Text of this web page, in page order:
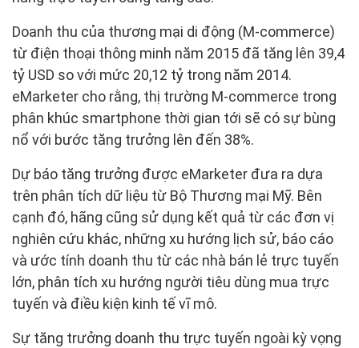
Doanh thu của thương mại di động (M-commerce)
từ điện thoại thông minh năm 2015 đã tăng lên 39,4
tỷ USD so với mức 20,12 tỷ trong năm 2014.
eMarketer cho rằng, thị trường M-commerce trong
phân khúc smartphone thời gian tới sẽ có sự bùng
nổ với bước tăng trưởng lên đến 38%.
Dự báo tăng trưởng được eMarketer đưa ra dựa
trên phân tích dữ liệu từ Bộ Thương mại Mỹ. Bên
cạnh đó, hãng cũng sử dụng kết quả từ các đơn vị
nghiên cứu khác, những xu hướng lịch sử, báo cáo
và ước tính doanh thu từ các nhà bán lẻ trực tuyến
lớn, phân tích xu hướng người tiêu dùng mua trực
tuyến và điều kiện kinh tế vĩ mô.
Sự tăng trưởng doanh thu trực tuyến ngoài kỳ vọng